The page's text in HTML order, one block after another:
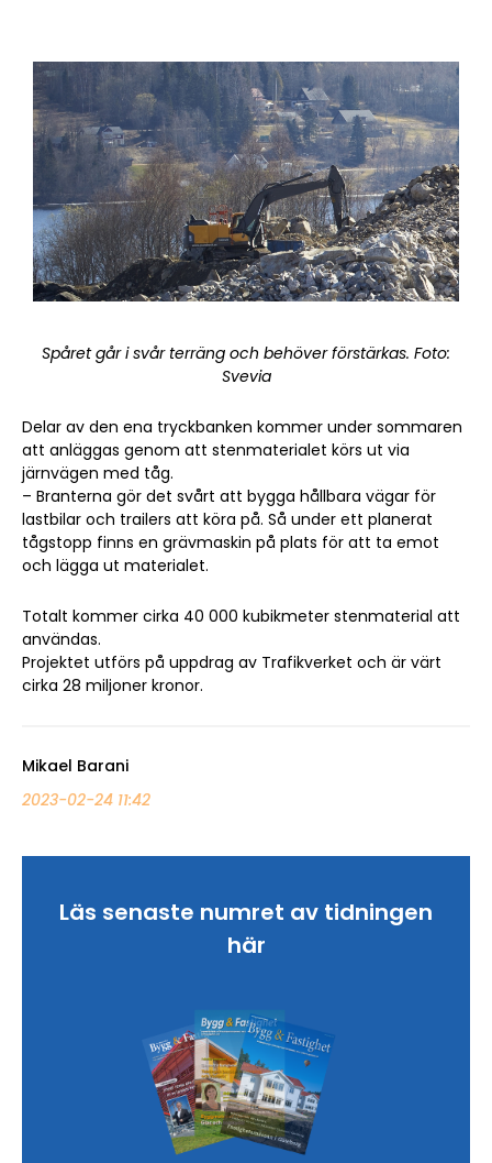
Spåret går i svår terräng och behöver förstärkas. Foto:
Svevia
Delar av den ena tryckbanken kommer under sommaren
att anläggas genom att stenmaterialet körs ut via
järnvägen med tåg.
– Branterna gör det svårt att bygga hållbara vägar för
lastbilar och trailers att köra på. Så under ett planerat
tågstopp finns en grävmaskin på plats för att ta emot
och lägga ut materialet.
Totalt kommer cirka 40 000 kubikmeter stenmaterial att
användas.
Projektet utförs på uppdrag av Trafikverket och är värt
cirka 28 miljoner kronor.
Mikael Barani
2023-02-24 11:42
Läs senaste numret av tidningen
här